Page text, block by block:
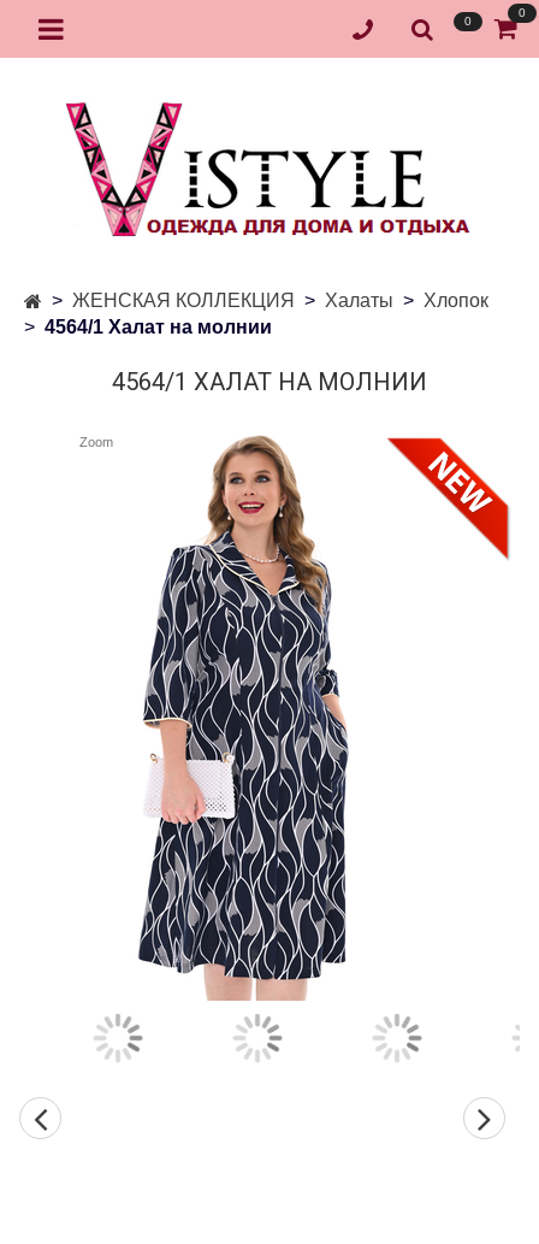
0
0
ЖЕНСКАЯ КОЛЛЕКЦИЯ Халаты
Хлопок
4564/1 Халат на молнии
4564/1 ХАЛАТ НА МОЛНИИ
Zoom